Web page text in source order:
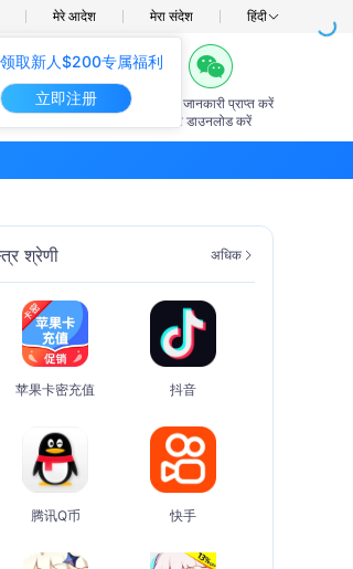
取新人$200专属福利
立即注册
मेरे आदेश मेरा संदेश हिंदी
7×24घंटे
अग्रिम जानकारी प्राप्त करें
ऐप डाउनलोड करें
श्रेणी अधिक
苹果卡密充值 抖音
腾讯Q币 快手